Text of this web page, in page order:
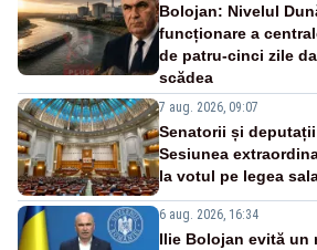
Bolojan: Nivelul
funcționare a
de patru-cinci zile
scădea
7 aug. 2026, 09:07
Senatorii și
Sesiunea
la votul pe legea
6 aug. 2026, 16:34
Ilie Bolojan evită un